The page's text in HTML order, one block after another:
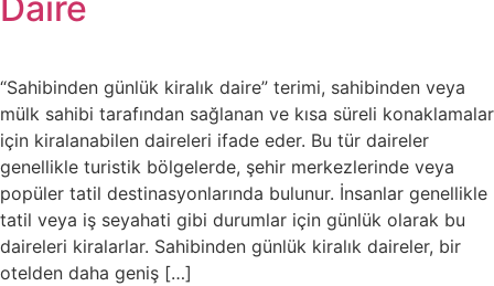
Daire
“Sahibinden günlük kiralık daire” terimi, sahibinden veya
mülk sahibi tarafından sağlanan ve kısa süreli konaklamalar
için kiralanabilen daireleri ifade eder. Bu tür daireler
genellikle turistik bölgelerde, şehir merkezlerinde veya
popüler tatil destinasyonlarında bulunur. İnsanlar genellikle
tatil veya iş seyahati gibi durumlar için günlük olarak bu
daireleri kiralarlar. Sahibinden günlük kiralık daireler, bir
otelden daha geniş […]